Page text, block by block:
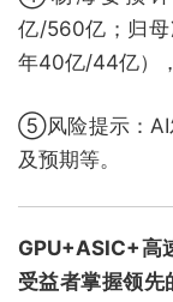
亿/560亿；归
年40亿/44亿）
⑤风险提示：AI
及预期等。
GPU+ASIC+高
受益者掌握领先